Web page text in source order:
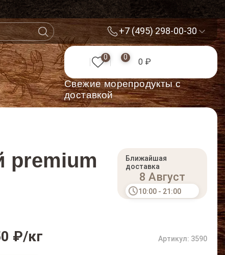
+7 (495) 298-00-30
0 0 0 ₽
Cвежие морепродукты с
доставкой
premium
Ближайшая
доставка
8 Август
10:00 - 21:00
₽/кг Артикул: 3590